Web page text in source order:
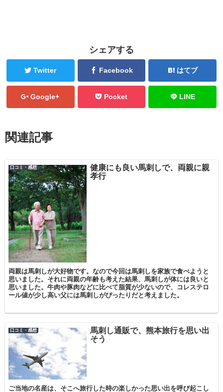
シェアする
Twitter Facebook はてブ
Google+ Pocket LINE
関連記事
口コミ・感想
健康にも良い馬刺しで、両親に親
孝行
両親は馬刺しが大好物です。なので今回は馬刺しを家族で食べようと
思いました。それに両親の年齢も考えた結果、馬刺しが体には良いと
思いました。牛肉や豚肉などに比べて脂質が少ないので、コレステロ
ール値が少し高い父には馬刺しがぴったりだと考えました。
口コミ・感想
馬刺し通販で、熊本旅行を思い出
そう
ご当地の名産は、そこへ旅行した時の楽しかった思い出を呼び起こし